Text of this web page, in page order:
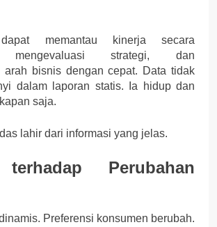
dapat memantau kinerja secara
mengevaluasi strategi, dan
arah bisnis dengan cepat. Data tidak
dalam laporan statis. Ia hidup dan
saja.
lahir dari informasi yang jelas.
Perubahan
Preferensi konsumen berubah.